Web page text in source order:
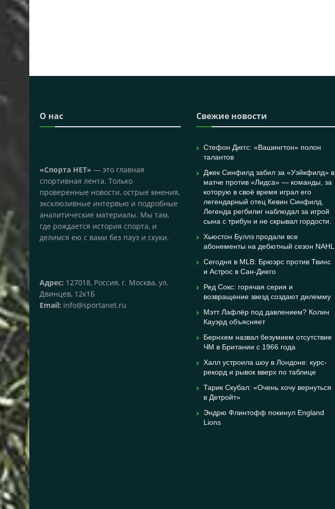
О нас
«Спорта НЕТ» — это главная
спортивная лента. Только
проверенные новости, острые мнения,
эксклюзивные интервью и подробные
аналитические материалы. Мы там,
где рождается история спорта, и
делимся ею с вами без пауз и скуки.
Адрес: 127018, Россия, г. Москва, ул.
Двинцев, 12к1Б
Email: info@sportanet.ru
Свежие новости
Стефон Диггс: «Вашингтон» полон
талантов
Джек Синфилд забил за «Уэйкфилд» в
матче против «Лидса» — команды, за
которую в своё время играл его
легендарный отец Кевин Синфилд.
Легенда регбилиг наблюдал за игрой
сына с трибун и не скрывал гордости.
Хьюстон Буллз продали все
абонементы на дебютный сезон NAHL
Сегодня в MLB: Брюэрс против Твинс
и Астрос в Сан-Диего
Ред Сокс: горячая серия и
возвращение звезд создают дилемму
Мэтт Лафлёр под давлением? Колин
Кауэрд объясняет
Бернхем назвал безумием отсутствие
ЧМ в Британии с 1966 года
Халл устроила шоу в Лондоне: курс-
рекорд и рывок вверх по таблице
Тарик Скубал: «Очень хочу вернуться
в Детройт»
Эндрю Флинтофф покинул England
Lions